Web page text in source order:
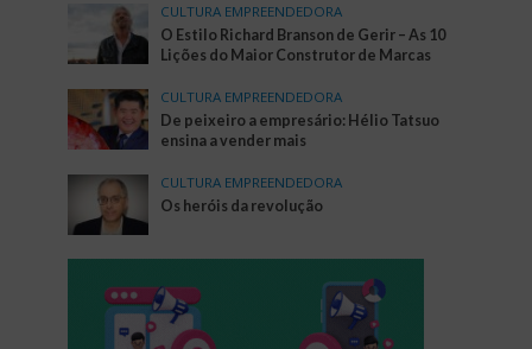
CULTURA EMPREENDEDORA
O Estilo Richard Branson de Gerir – As 10
Lições do Maior Construtor de Marcas
CULTURA EMPREENDEDORA
De peixeiro a empresário: Hélio Tatsuo
ensina a vender mais
CULTURA EMPREENDEDORA
Os heróis da revolução